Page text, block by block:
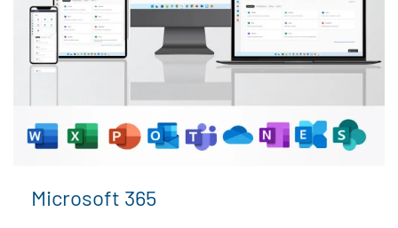
Microsoft 365